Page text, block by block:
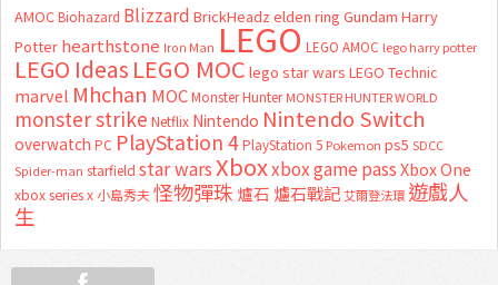
AMOC Biohazard Blizzard BrickHeadz elden ring Gundam Harry
Potter hearthstone Iron Man LEGO LEGO AMOC lego harry potter
LEGO Ideas LEGO MOC lego star wars LEGO Technic
marvel Mhchan MOC Monster Hunter MONSTER HUNTER WORLD
monster strike Netflix Nintendo Nintendo Switch
overwatch PC PlayStation 4 PlayStation 5 Pokemon ps5 SDCC
Spider-man starfield star wars Xboxxbox game passXbox One
xbox series x 小島秀夫怪物彈珠 爐石 爐石戰記艾爾登法環 遊戲人
生